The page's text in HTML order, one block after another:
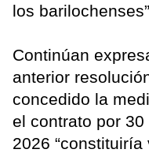
los
Continúan
anterior
concedido la
el contrato por
2026